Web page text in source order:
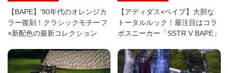
【BAPE】'90年代のオレンジカ
ラー復刻！クラシックモチーフ
×新配色の最新コレクション
【アディダス×ベイプ】大胆な
トータルルック！最注目はコラ
ボスニーカー「SSTR V BAPE」